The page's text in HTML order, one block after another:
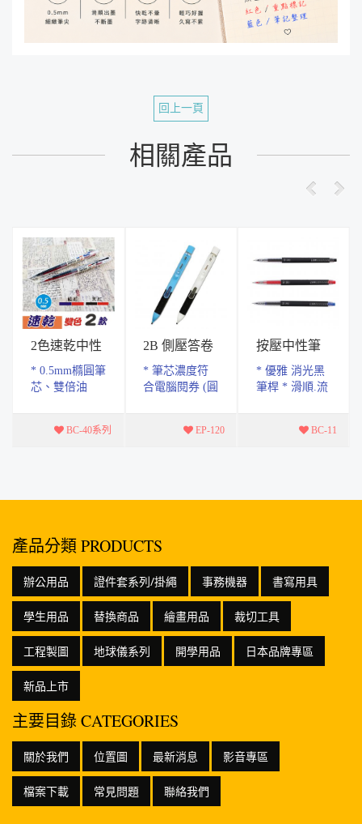
回上一頁
相關產品
2色速乾中性
筆
* 0.5mm橢圓筆
芯、雙倍油
款 藍紅 黑紅
BC-40系列
2B 側壓答卷
筆
* 筆芯濃度符
合電腦閱券 (圓
Tomato 電腦閱
EP-120
按壓中性筆
0.5mm
* 優雅 消光黑
筆桿 * 滑順.流
650M *共三種
BC-11
產品分類 PRODUCTS
辦公用品 證件套系列/掛繩 事務機器 書寫用具
學生用品 替換商品 繪畫用品 裁切工具
工程製圖 地球儀系列 開學用品 日本品牌專區
新品上市
主要目錄 CATEGORIES
關於我們 位置圖 最新消息 影音專區
檔案下載 常見問題 聯絡我們